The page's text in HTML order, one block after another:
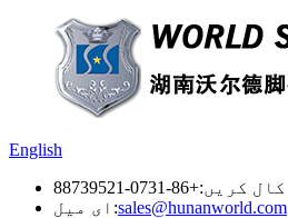
English
کال کریں:+86-0731-88739521
ای میل:sales@hunanworld.com